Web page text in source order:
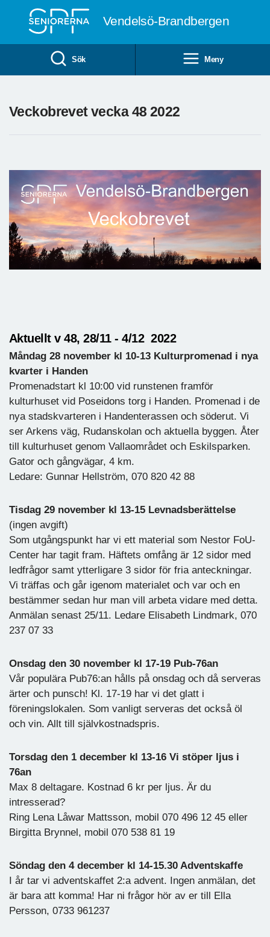
Vendelsö-Brandbergen
Sök Meny
Veckobrevet vecka 48 2022
Aktuellt v 48, 28/11 - 4/12 2022
Måndag 28 november kl 10-13 Kulturpromenad i nya
kvarter i Handen
Promenadstart kl 10:00 vid runstenen framför
kulturhuset vid Poseidons torg i Handen. Promenad i de
nya stadskvarteren i Handenterassen och söderut. Vi
ser Arkens väg, Rudanskolan och aktuella byggen. Åter
till kulturhuset genom Vallaområdet och Eskilsparken.
Gator och gångvägar, 4 km.
Ledare: Gunnar Hellström, 070 820 42 88
Tisdag 29 november kl 13-15 Levnadsberättelse
(ingen avgift)
Som utgångspunkt har vi ett material som Nestor FoU-
Center har tagit fram. Häftets omfång är 12 sidor med
ledfrågor samt ytterligare 3 sidor för fria anteckningar.
Vi träffas och går igenom materialet och var och en
bestämmer sedan hur man vill arbeta vidare med detta.
Anmälan senast 25/11. Ledare Elisabeth Lindmark, 070
237 07 33
Onsdag den 30 november kl 17-19 Pub-76an
Vår populära Pub76:an hålls på onsdag och då serveras
ärter och punsch! Kl. 17-19 har vi det glatt i
föreningslokalen. Som vanligt serveras det också öl
och vin. Allt till självkostnadspris.
Torsdag den 1 december kl 13-16 Vi stöper ljus i
76an
Max 8 deltagare. Kostnad 6 kr per ljus. Är du
intresserad?
Ring Lena Låwar Mattsson, mobil 070 496 12 45 eller
Birgitta Brynnel, mobil 070 538 81 19
Söndag den 4 december kl 14-15.30 Adventskaffe
I år tar vi adventskaffet 2:a advent. Ingen anmälan, det
är bara att komma! Har ni frågor hör av er till Ella
Persson, 0733 961237